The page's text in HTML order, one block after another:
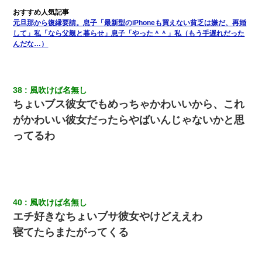
元旦那から復縁要請。息子「最新型のiPhoneも買えない貧乏は嫌だ、再婚
して」私「なら父親と暮らせ」息子「やった＾＾」私（もう手遅れだった
んだな…）
38 風吹けば名無し
ちょいブス彼女でもめっちゃかわいいから、これ
がかわいい彼女だったらやばいんじゃないかと思
ってるわ
40 風吹けば名無し
エチ好きなちょいブサ彼女やけどええわ
寝てたらまたがってくる